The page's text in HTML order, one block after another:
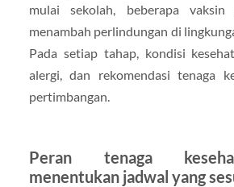
mulai sekolah, beberapa
menambah perlindungan di
Pada setiap tahap, kondisi
alergi, dan rekomendasi tenaga
pertimbangan.
Peran tenaga
menentukan jadwal yang